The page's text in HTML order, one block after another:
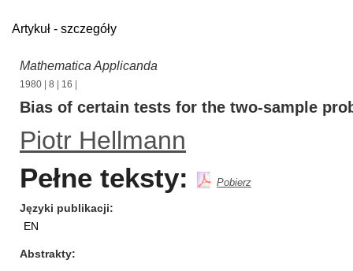
Artykuł - szczegóły
Mathematica Applicanda
1980 8 16
Bias of certain tests for the two-sample
Piotr Hellmann
Pełne teksty: Pobierz
Języki publikacji
EN
Abstrakty